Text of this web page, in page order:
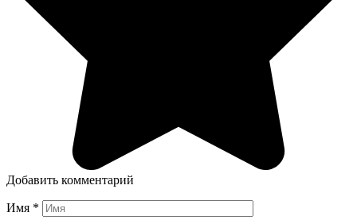
Добавить комментарий
Имя *